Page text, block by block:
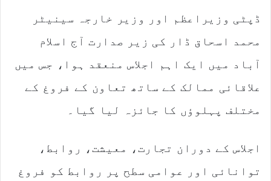
a
m
ڈپٹی وزیراعظم اور وزیر خارجہ سینیٹر
محمد اسحاق ڈار کی زیر صدارت آج اسلام
آباد میں ایک اہم اجلاس منعقد ہوا، جس میں
علاقائی ممالک کے ساتھ تعاون کے فروغ کے
مختلف پہلوؤں کا جائزہ لیا گیا۔
اجلاس کے دوران تجارت، معیشت، روابط،
توانائی اور عوامی سطح پر روابط کو فروغ